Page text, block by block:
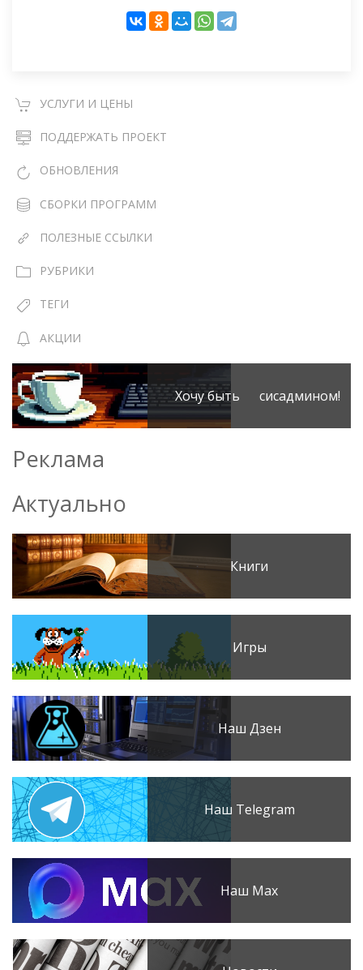
УСЛУГИ И ЦЕНЫ
ПОДДЕРЖАТЬ ПРОЕКТ
ОБНОВЛЕНИЯ
СБОРКИ ПРОГРАММ
ПОЛЕЗНЫЕ ССЫЛКИ
РУБРИКИ
ТЕГИ
АКЦИИ
Хочу быть сисадмином!
Реклама
Актуально
Книги
Игры
Наш Дзен
Наш Telegram
Наш Max